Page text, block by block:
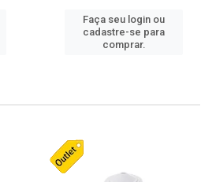
Faça seu login ou
cadastre-se para
comprar.